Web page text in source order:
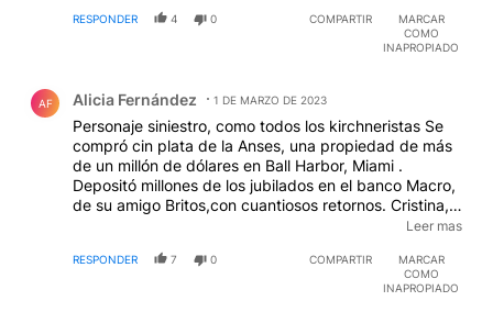
RESPONDER 4 0 COMPARTIR
MARCAR
COMO
INAPROPIADO
AF Alicia Fernández 1 DE MARZO DE 2023
Personaje siniestro, como todos los kirchneristas Se
compró cin plata de la Anses, una propiedad de más
de un millón de dólares en Ball Harbor, Miami .
Depositó millones de los jubilados en el banco Macro,
de su amigo Britos,con cuantiosos retornos. Cristina,
Massa y Boudou saquearon la Anses. Y cuando
las acciones, no fueron a la caja de los jubilados, sino
Leer mas
RESPONDER 7 0 COMPARTIR
MARCAR
COMO
INAPROPIADO